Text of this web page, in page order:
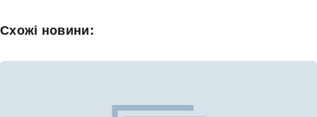
Схожі новини: